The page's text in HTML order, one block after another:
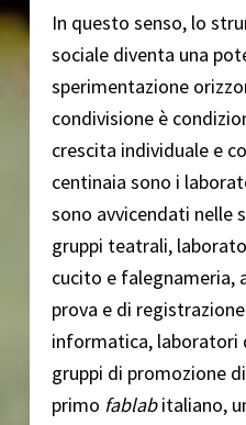
In questo senso, lo
sociale diventa una
sperimentazione
condivisione è
crescita individuale e
centinaia sono i
sono avvicendati nelle
gruppi teatrali,
cucito e falegnameria,
prova e di
informatica, laboratori
gruppi di promozione
primo fablabitaliano,